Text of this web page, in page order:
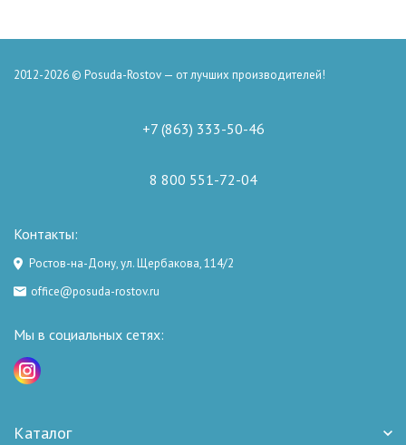
2012-2026 © Posuda-Rostov — от лучших производителей!
+7 (863) 333-50-46
8 800 551-72-04
Контакты:
Ростов-на-Дону, ул. Щербакова, 114/2
office@posuda-rostov.ru
Мы в социальных сетях:
Каталог